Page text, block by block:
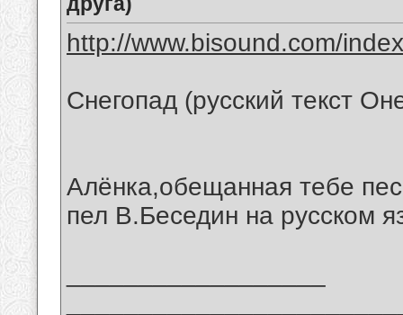
http://www.bisound.com/
Снегопад (русский текст
Алёнка,обещанная тебе
пел В.Беседин на русском